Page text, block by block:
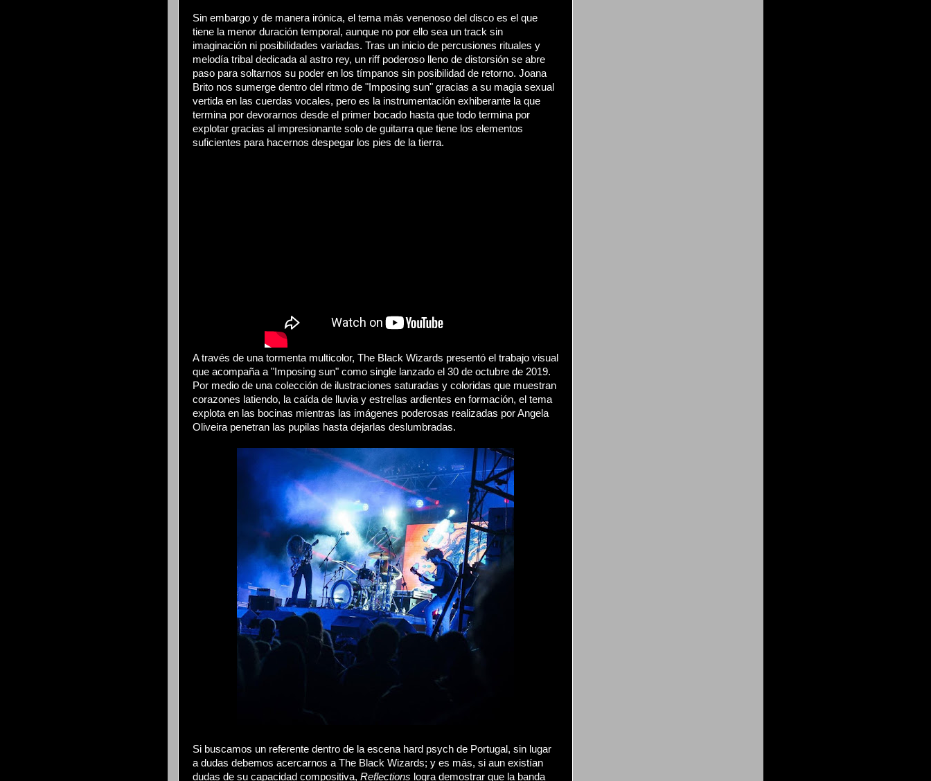
Sin embargo y de manera irónica, el tema más venenoso del disco es el que
tiene la menor duración temporal, aunque no por ello sea un track sin
imaginación ni posibilidades variadas. Tras un inicio de percusiones rituales y
melodía tribal dedicada al astro rey, un riff poderoso lleno de distorsión se abre
paso para soltarnos su poder en los tímpanos sin posibilidad de retorno. Joana
Brito nos sumerge dentro del ritmo de "Imposing sun" gracias a su magia sexual
vertida en las cuerdas vocales, pero es la instrumentación exhiberante la que
termina por devorarnos desde el primer bocado hasta que todo termina por
explotar gracias al impresionante solo de guitarra que tiene los elementos
suficientes para hacernos despegar los pies de la tierra.
A través de una tormenta multicolor, The Black Wizards presentó el trabajo visual
que acompaña a "Imposing sun" como single lanzado el 30 de octubre de 2019.
Por medio de una colección de ilustraciones saturadas y coloridas que muestran
corazones latiendo, la caída de lluvia y estrellas ardientes en formación, el tema
explota en las bocinas mientras las imágenes poderosas realizadas por Angela
Oliveira penetran las pupilas hasta dejarlas deslumbradas.
Si buscamos un referente dentro de la escena hard psych de Portugal, sin lugar
a dudas debemos acercarnos a The Black Wizards; y es más, si aun existían
dudas de su capacidad compositiva, Reflections logra demostrar que la banda